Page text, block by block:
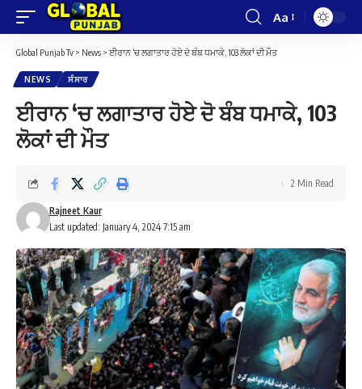
Font
Aa
Global Punjab Tv > News > ਈਰਾਨ ‘ਚ ਲਗਾਤਾਰ ਹੋਏ ਦੋ ਬੰਬ ਧਮਾਕੇ, 103 ਲੋਕਾਂ ਦੀ ਮੌਤ
NEWS ਸੰਸਾਰ
ਈਰਾਨ ‘ਚ ਲਗਾਤਾਰ ਹੋਏ ਦੋ ਬੰਬ ਧਮਾਕੇ, 103
ਲੋਕਾਂ ਦੀ ਮੌਤ
Last updated: January 4, 2024 7:15 am
Rajneet Kaur
2 Min Read